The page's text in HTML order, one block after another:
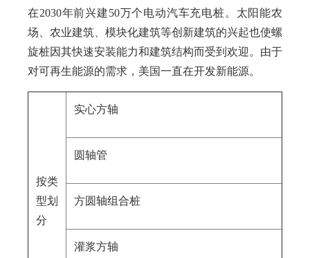
在2030年前兴建50万个电动汽车充电桩。太阳能农
场、农业建筑、模块化建筑等创新建筑的兴起也使螺
旋桩因其快速安装能力和建筑结构而受到欢迎。由于
对可再生能源的需求，美国一直在开发新能源。
按类
型划
分
实心方轴
圆轴管
方圆轴组合桩
灌浆方轴